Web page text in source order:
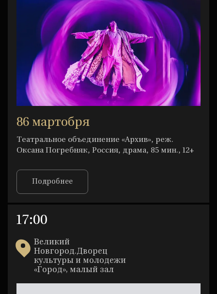
86 мартобря
Театральное объединение «Архив», реж.
Оксана Погребняк, Россия, драма, 85 мин., 12+
Подробнее
17:00
Великий
Новгород.Дворец
культуры и молодежи
«Город», малый зал